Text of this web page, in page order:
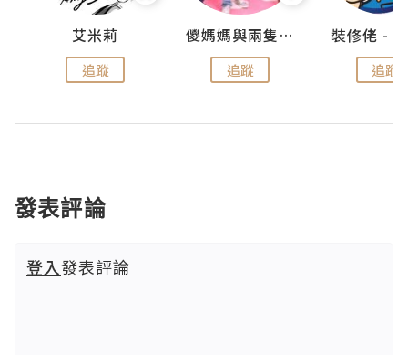
艾米莉
追蹤
儍媽媽與兩隻小魔怪之家
追蹤 追蹤
發表評論
登入發表評論